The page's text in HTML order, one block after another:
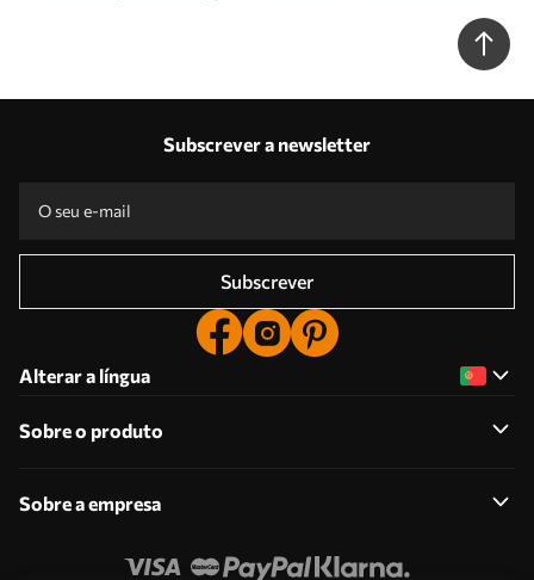
Subscrever a newsletter
Subscrever
Alterar a língua
Sobre o produto
Sobre a empresa